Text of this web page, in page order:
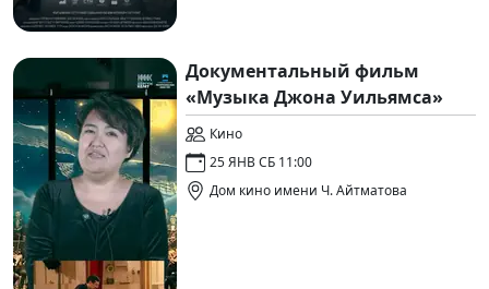
Документальный фильм
«Музыка Джона Уильямса»
Кино
25 ЯНВ СБ 11:00
Дом кино имени Ч. Айтматова